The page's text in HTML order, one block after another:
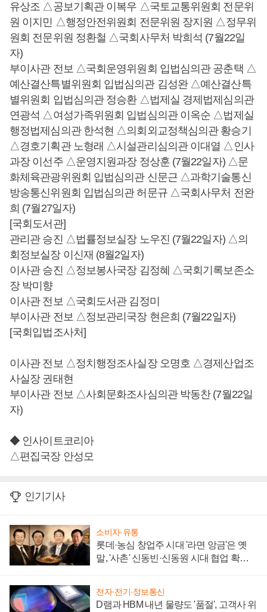
유상조 △공보기획관 이복우 △국토교통위원회 전문위
원 이지민 △행정안전위원회 전문위원 장지원 △정무위
원회 전문위원 정환철 △국회사무처 박희석 (7월22일
자)
부이사관 전보 △국회운영위원회 입법심의관 공춘택 △
예산결산특별위원회 입법심의관 김성완 △예산결산특
별위원회 입법심의관 정승환 △법제실 경제법제심의관
연광석 △여성가족위원회 입법심의관 이옥순 △법제실
행정법제심의관 한석현 △의회외교정책심의관 황승기
△경호기획관 노형래 △시설관리심의관 이대열 △인사
과장 이선주 △운영지원과장 정상훈 (7월22일자) △문
화체육관광위원회 입법심의관 신문근 △과학기술통신
방송통신위원회 입법심의관 허문규 △국회사무처 전완
희 (7월27일자)
[국회도서관]
관리관 승진 △법률정보실장 노우진 (7월22일자) △의
회정보실장 이신재 (8월2일자)
이사관 승진 △정보봉사국장 김정혜 △국회기록보존소
장 박미향
이사관 전보 △국회도서관 김정미
부이사관 전보 △정보관리국장 현은희 (7월22일자)
[국회입법조사처]
이사관 전보 △정치행정조사실장 오명호 △경제산업조
사실장 권태현
부이사관 전보 △사회문화조사심의관 박동찬 (7월22일
자)
◆ 인사이트코리아
△편집국장 안성모
인기기사
소비자·유통
롯데·농심 창업주 시대 '라면 앙금'은 옛
말, '사촌' 신동빈·신동원 시대 협업 확대
전자·전기·정보통신
D램과 HBM 내년 물량도 '품절', 고객사 위